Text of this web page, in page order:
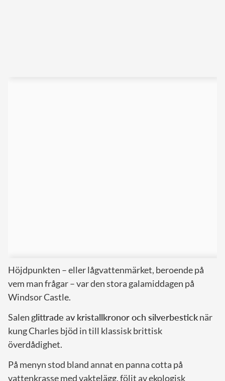
Höjdpunkten – eller lågvattenmärket, beroende på
vem man frågar – var den stora galamiddagen på
Windsor Castle.
Salenglittrade av kristallkronor och silverbesticknär
kung Charles bjöd in till klassisk brittisk
överdådighet.
På menyn stod bland annat en panna cotta på
vattenkrasse med vaktelägg, följt av ekologisk